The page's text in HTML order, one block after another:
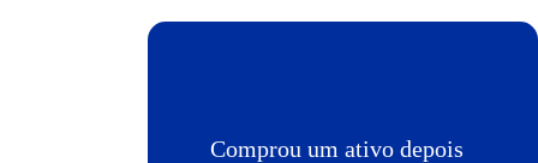
Comprou um ativo depois